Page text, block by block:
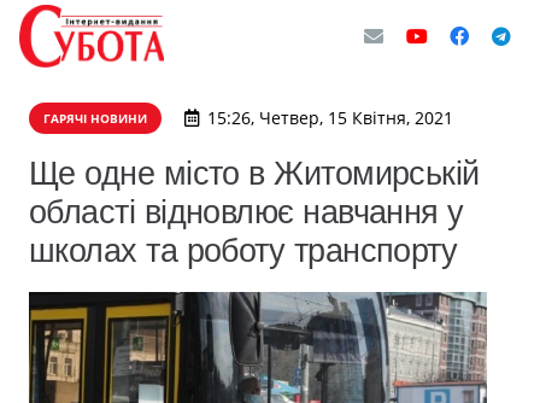
ГАРЯЧІ НОВИНИ 15:26, Четвер, 15 Квітня, 2021
Ще одне місто в Житомирській
області відновлює навчання у
школах та роботу транспорту